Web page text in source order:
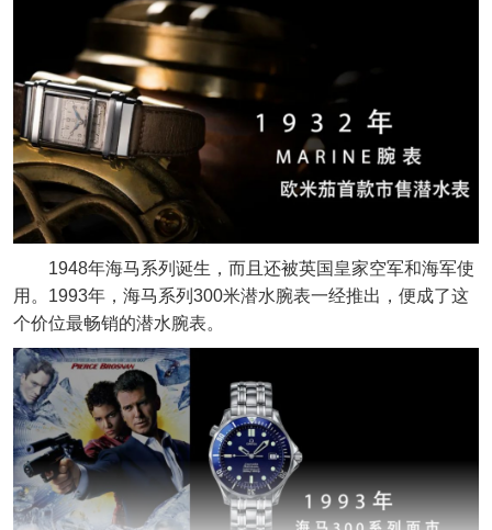
1948年海马系列诞生，而且还被英国皇家空军和海军使
用。1993年，海马系列300米潜水腕表一经推出，便成了这
个价位最畅销的潜水腕表。